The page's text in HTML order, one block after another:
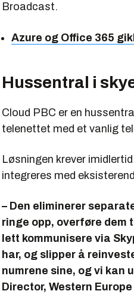
Broadcast.
Azure og Office 365
Hussentral i
Cloud PBC er en
telenettet med et vanlig
Løsningen krever
integreres med
– Den eliminerer
ringe opp, overføre dem
lett kommunisere via
har, og slipper å
numrene sine, og vi kan
Director, Western